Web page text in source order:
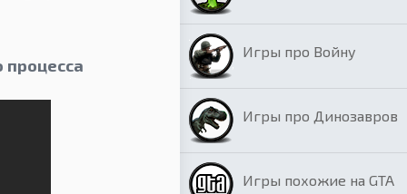
процесса
Игры про Войну
Игры про Динозавров
Игры похожие на GTA